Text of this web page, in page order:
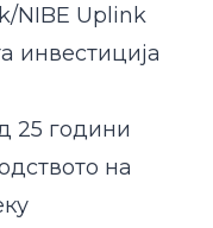
NIBE Uplink
инвестиција
25 години
на